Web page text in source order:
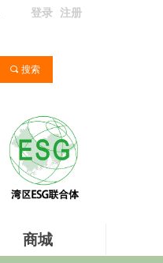
登录 注册
끠 搜索
商城